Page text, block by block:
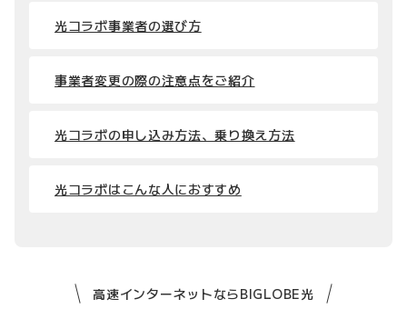
光コラボ事業者の選び方
事業者変更の際の注意点をご紹介
光コラボの申し込み方法、乗り換え方法
光コラボはこんな人におすすめ
高速インターネットならBIGLOBE光